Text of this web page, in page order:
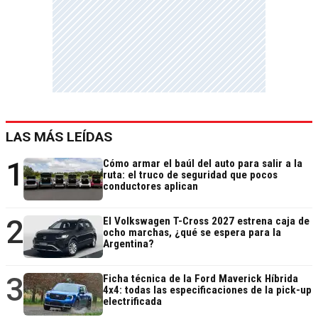
LAS MÁS LEÍDAS
1
Cómo armar el baúl del auto para salir a la
ruta: el truco de seguridad que pocos
conductores aplican
2
El Volkswagen T-Cross 2027 estrena caja de
ocho marchas, ¿qué se espera para la
Argentina?
3
Ficha técnica de la Ford Maverick Híbrida
4x4: todas las especificaciones de la pick-up
electrificada